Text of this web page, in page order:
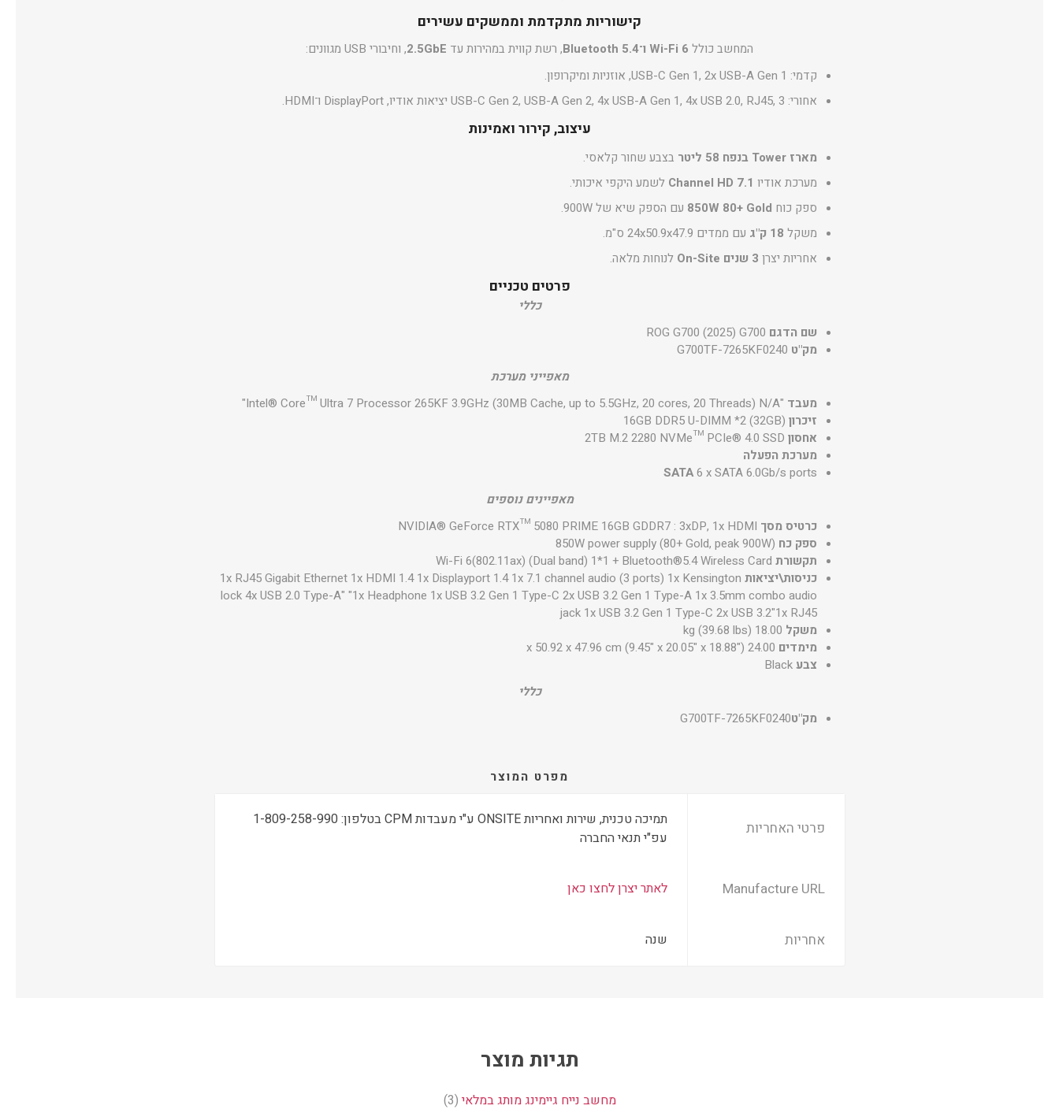
קישוריות מתקדמת וממשקים עשירים
המחשב כולל Wi-Fi 6 ו־Bluetooth 5.4 , רשת קווית במהירות עד 2.5GbE, וחיבורי USB מגוונים:
קדמי: USB-C Gen 1, 2x USB-A Gen 1, אוזניות ומיקרופון.
אחורי: USB-C Gen 2, USB-A Gen 2, 4x USB-A Gen 1, 4x USB 2.0, RJ45, 3 יציאות אודיו, DisplayPort ו־HDMI.
עיצוב, קירור ואמינות
מארז Tower בנפח 58 ליטר
בצבע שחור קלאסי.
מערכת אודיו 7.1 Channel HD
לשמע היקפי איכותי.
ספק כוח 850W 80+ Gold עם הספק שיא של 900W.
משקל 18 ק"ג
עם ממדים 24x50.9x47.9 ס"מ.
אחריות יצרן 3 שנים On-Site לנוחות מלאה.
פרטים טכניים
כללי
שם הדגם ROG G700 (2025) G700
מק"ט G700TF-7265KF0240
מאפייני מערכת
מעבד "Intel® Core™ Ultra 7 Processor 265KF 3.9GHz (30MB Cache, up to 5.5GHz, 20 cores, 20 Threads) N/A"
זיכרון (32GB) 16GB DDR5 U-DIMM *2
אחסון 2TB M.2 2280 NVMe™ PCIe® 4.0 SSD
מערכת הפעלה
SATA6 x SATA 6.0Gb/s ports
מאפיינים נוספים
כרטיס מסך NVIDIA® GeForce RTX™ 5080 PRIME 16GB GDDR7 : 3xDP, 1x HDMI
ספק כח 850W power supply (80+ Gold, peak 900W)
תקשורת Wi-Fi 6(802.11ax) (Dual band) 1*1 + Bluetooth®5.4 Wireless Card
כניסות\יציאות 1x RJ45 Gigabit Ethernet 1x HDMI 1.4 1x Displayport 1.4 1x 7.1 channel audio (3 ports) 1x Kensington
lock 4x USB 2.0 Type-A" "1x Headphone 1x USB 3.2 Gen 1 Type-C 2x USB 3.2 Gen 1 Type-A 1x 3.5mm combo audio
jack 1x USB 3.2 Gen 1 Type-C 2x USB 3.2"1x RJ45
משקל 18.00 kg (39.68 lbs)
מימדים 24.00 x 50.92 x 47.96 cm (9.45" x 20.05" x 18.88")
צבעBlack
כללי
מק"טG700TF-7265KF0240
מפרט המוצר
פרטי האחריות
תמיכה טכנית, שירות ואחריות ONSITE ע"י מעבדות CPM בטלפון: 1-809-258-990
עפ"י תנאי החברה
Manufacture URL לאתר יצרן לחצו כאן
אחריות שנה
תגיות מוצר
מחשב נייח גיימינג מותג במלאי (3)